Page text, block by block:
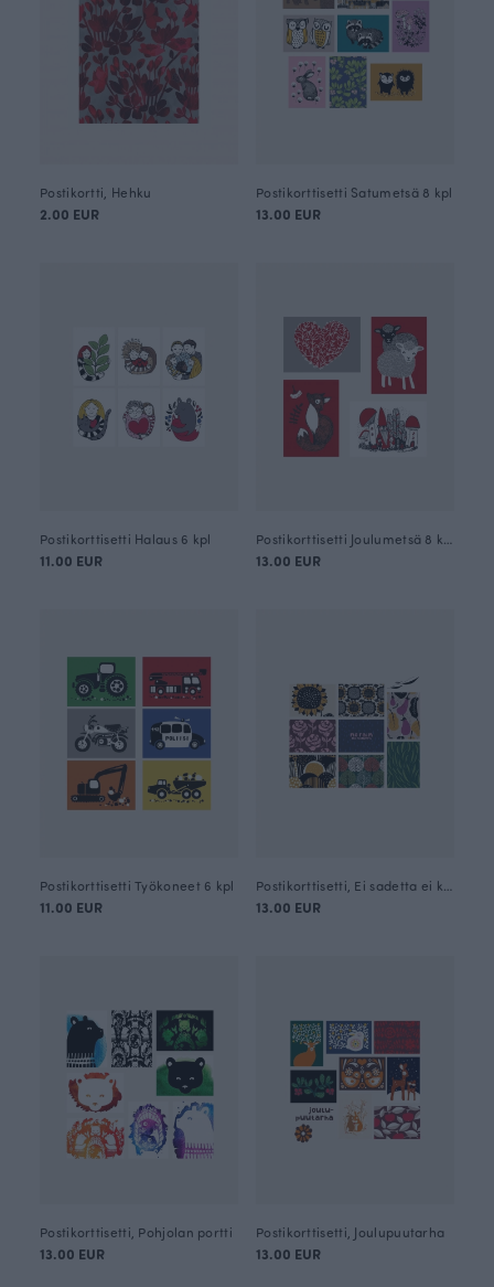
Postikortti, Hehku
2.00 EUR
Postikorttisetti Satumetsä 8 kpl
13.00 EUR
Postikorttisetti Halaus 6 kpl
11.00 EUR 13.00 EUR
Postikorttisetti Työkoneet 6 kpl
11.00 EUR 13.00 EUR
Postikorttisetti, Pohjolan portti
13.00 EUR
Postikorttisetti, Joulupuutarha
13.00 EUR